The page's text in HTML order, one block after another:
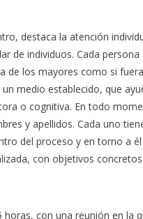
destaca la atención
de individuos. Cada
de los mayores como si
medio establecido, que
o cognitiva. En todo
y apellidos. Cada uno
del proceso y en torno a
con objetivos
con una reunión en la